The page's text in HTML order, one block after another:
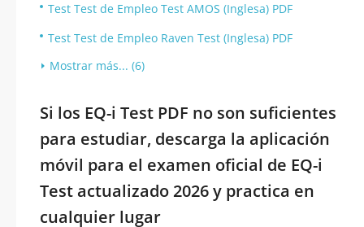
Test Test de Empleo Test AMOS (Inglesa) PDF
Test Test de Empleo Raven Test (Inglesa) PDF
Mostrar más... (6)
Si los EQ-i Test PDF no son suficientes
para estudiar, descarga la aplicación
móvil para el examen oficial de EQ-i
Test actualizado 2026 y practica en
cualquier lugar